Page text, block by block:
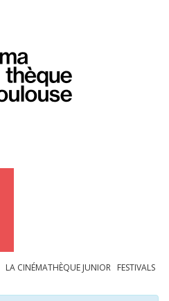
LA CINÉMATHÈQUE JUNIOR FESTIVALS